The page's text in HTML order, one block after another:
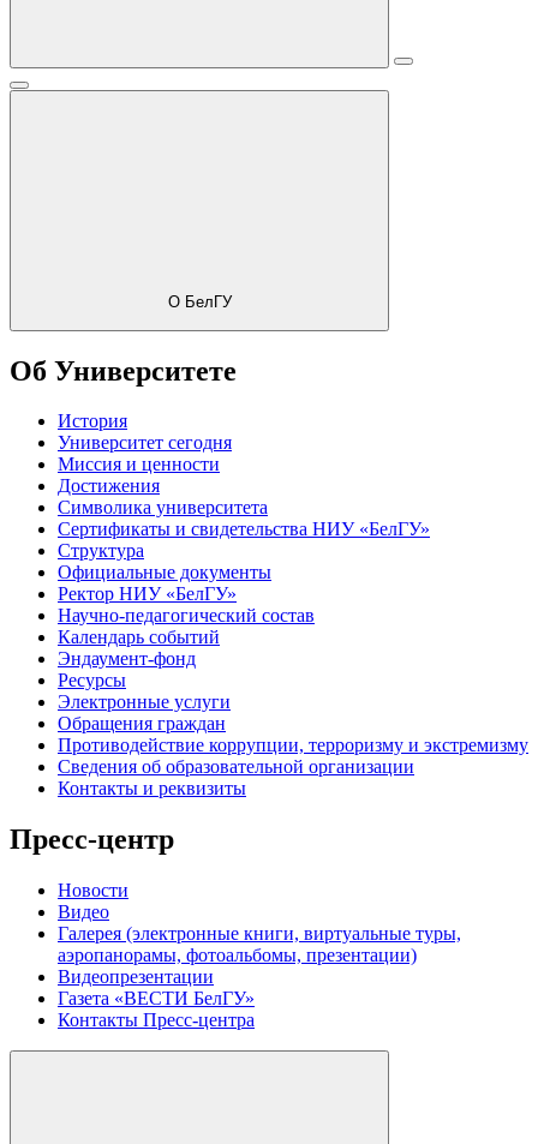
О БелГУ
Об Университете
История
Университет сегодня
Миссия и ценности
Достижения
Символика университета
Сертификаты и свидетельства НИУ «БелГУ»
Структура
Официальные документы
Ректор НИУ «БелГУ»
Научно-педагогический состав
Календарь событий
Эндаумент-фонд
Ресурсы
Электронные услуги
Обращения граждан
Противодействие коррупции, терроризму и экстремизму
Сведения об образовательной организации
Контакты и реквизиты
Пресс-центр
Новости
Видео
Галерея (электронные книги, виртуальные туры,
аэропанорамы, фотоальбомы, презентации)
Видеопрезентации
Газета «ВЕСТИ БелГУ»
Контакты Пресс-центра